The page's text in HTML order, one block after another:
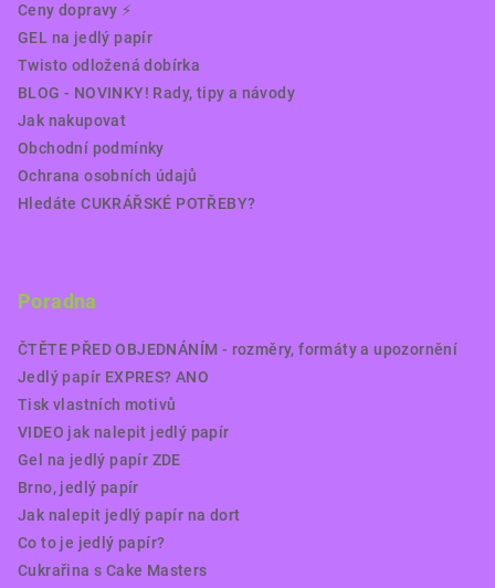
Ceny dopravy ⚡️
GEL na jedlý papír
Twisto odložená dobírka
BLOG - NOVINKY! Rady, tipy a návody
Jak nakupovat
Obchodní podmínky
Ochrana osobních údajů
Hledáte CUKRÁŘSKÉ POTŘEBY?
Poradna
ČTĚTE PŘED OBJEDNÁNÍM - rozměry, formáty a upozornění
Jedlý papír EXPRES? ANO
Tisk vlastních motivů
VIDEO jak nalepit jedlý papír
Gel na jedlý papír ZDE
Brno, jedlý papír
Jak nalepit jedlý papír na dort
Co to je jedlý papír?
Cukrařina s Cake Masters